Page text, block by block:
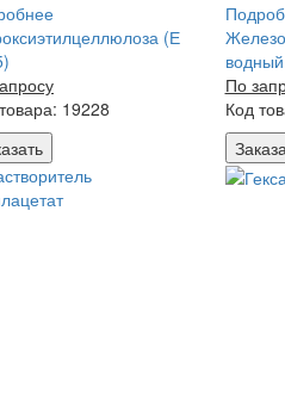
(Е
19228
По
Код